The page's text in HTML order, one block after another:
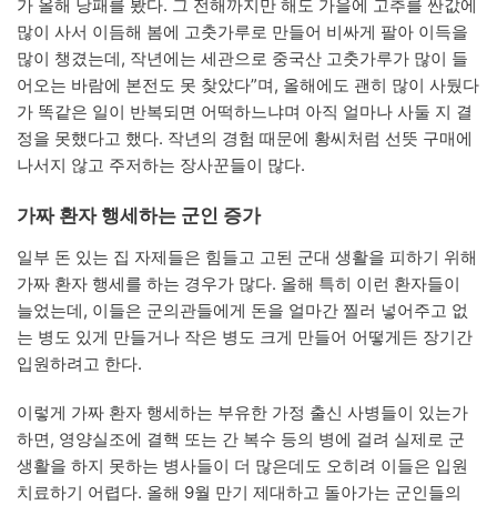
가 올해 낭패를 봤다. 그 전해까지만 해도 가을에 고추를 싼값에
많이 사서 이듬해 봄에 고춧가루로 만들어 비싸게 팔아 이득을
많이 챙겼는데, 작년에는 세관으로 중국산 고춧가루가 많이 들
어오는 바람에 본전도 못 찾았다”며, 올해에도 괜히 많이 사뒀다
가 똑같은 일이 반복되면 어떡하느냐며 아직 얼마나 사둘 지 결
정을 못했다고 했다. 작년의 경험 때문에 황씨처럼 선뜻 구매에
나서지 않고 주저하는 장사꾼들이 많다.
가짜 환자 행세하는 군인 증가
일부 돈 있는 집 자제들은 힘들고 고된 군대 생활을 피하기 위해
가짜 환자 행세를 하는 경우가 많다. 올해 특히 이런 환자들이
늘었는데, 이들은 군의관들에게 돈을 얼마간 찔러 넣어주고 없
는 병도 있게 만들거나 작은 병도 크게 만들어 어떻게든 장기간
입원하려고 한다.
이렇게 가짜 환자 행세하는 부유한 가정 출신 사병들이 있는가
하면, 영양실조에 결핵 또는 간 복수 등의 병에 걸려 실제로 군
생활을 하지 못하는 병사들이 더 많은데도 오히려 이들은 입원
치료하기 어렵다. 올해 9월 만기 제대하고 돌아가는 군인들의